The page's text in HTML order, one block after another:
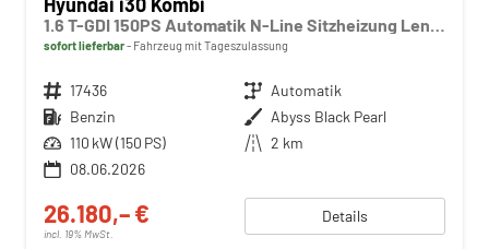
1.6 T-GDI 150PS Automatik N-Line Sitzheizung Lenkradheizung Klimaautomatik Navi 10,3"-Touchscreen Bluelink Apple CarPlay + Android Auto PDC v+h Rückf.Kamera 18-LM
sofort lieferbar Fahrzeug mit Tageszulassung
Fahrzeugnr. 17436 Getriebe Automatik
Kraftstoff Benzin Außenfarbe Abyss Black Pearl
Leistung 110 kW (150 PS) Kilometerstand 2 km
08.06.2026
26.180,– €
incl. 19% MwSt.
Details